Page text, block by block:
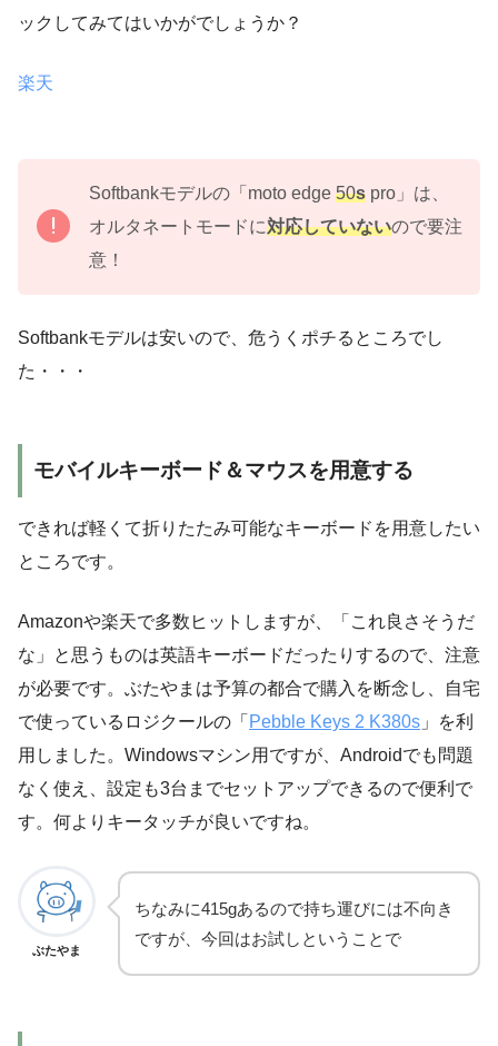
ックしてみてはいかがでしょうか？
楽天
Softbankモデルの「moto edge 50s pro」は、
オルタネートモードに対応していないので要注
意！
Softbankモデルは安いので、危うくポチるところでし
た・・・
モバイルキーボード＆マウスを用意する
できれば軽くて折りたたみ可能なキーボードを用意したい
ところです。
Amazonや楽天で多数ヒットしますが、「これ良さそうだ
な」と思うものは英語キーボードだったりするので、注意
が必要です。ぶたやまは予算の都合で購入を断念し、自宅
で使っているロジクールの「 Pebble Keys 2 K380s 」を利
用しました。Windowsマシン用ですが、Androidでも問題
なく使え、設定も3台までセットアップできるので便利で
す。何よりキータッチが良いですね。
ぶたやま
ちなみに415gあるので持ち運びには不向き
ですが、今回はお試しということで